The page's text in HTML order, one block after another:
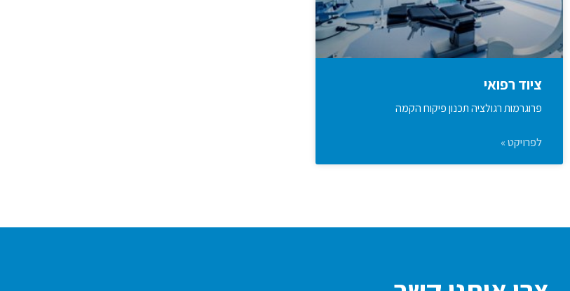
ציוד רפואי
פרוגרמות רגולציה תכנון פיקוח הקמה
לפרויקט »